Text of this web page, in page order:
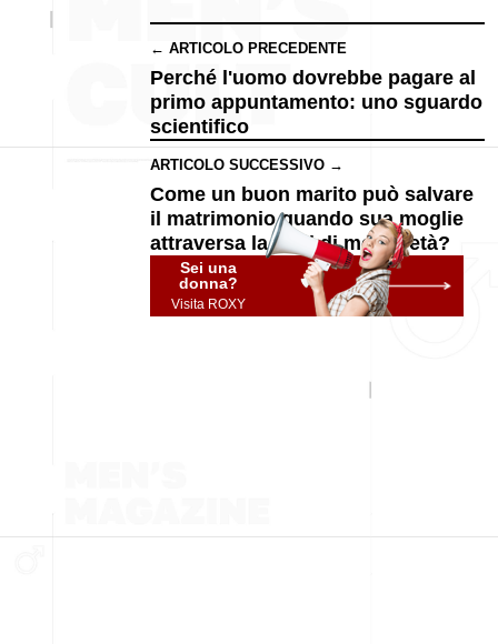
← ARTICOLO PRECEDENTE
Perché l'uomo dovrebbe pagare al
primo appuntamento: uno sguardo
scientifico
ARTICOLO SUCCESSIVO →
Come un buon marito può salvare
il matrimonio quando sua moglie
attraversa la crisi di mezza età?
Sei una
donna?
Visita ROXY